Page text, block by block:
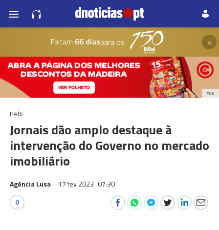
Faltam 66 diaspara os ×
PUB
PAÍS
Jornais dão amplo destaque à
intervenção do Governo no mercado
imobiliário
Agência Lusa 17 fev 2023 07:30
0